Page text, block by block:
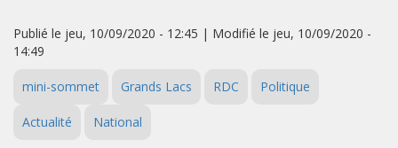
Publié le jeu, 10/09/2020 - 12:45 | Modifié le jeu, 10/09/2020 -
14:49
mini-sommet Grands Lacs RDC Politique
Actualité National